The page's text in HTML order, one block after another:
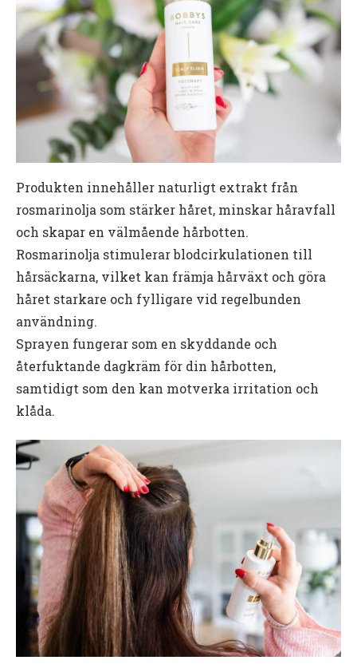
Produkten innehåller naturligt extrakt från
rosmarinolja som stärker håret, minskar håravfall
och skapar en välmående hårbotten.
Rosmarinolja stimulerar blodcirkulationen till
hårsäckarna, vilket kan främja hårväxt och göra
håret starkare och fylligare vid regelbunden
användning.
Sprayen fungerar som en skyddande och
återfuktande dagkräm för din hårbotten,
samtidigt som den kan motverka irritation och
klåda.